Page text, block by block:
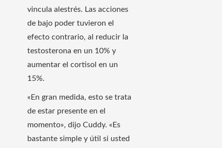
vincula alestrés. Las acciones
de bajo poder tuvieron el
efecto contrario, al reducir la
testosterona en un 10% y
aumentar el cortisol en un
15%.
«En gran medida, esto se trata
de estar presente en el
momento», dijo Cuddy. «Es
bastante simple y útil si usted